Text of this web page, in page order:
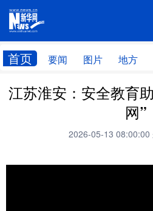
首页 要闻 图片 地方
网站地
首页 学习进行时
江苏淮安：安全教育
网”
2026-05-13 08:00:00